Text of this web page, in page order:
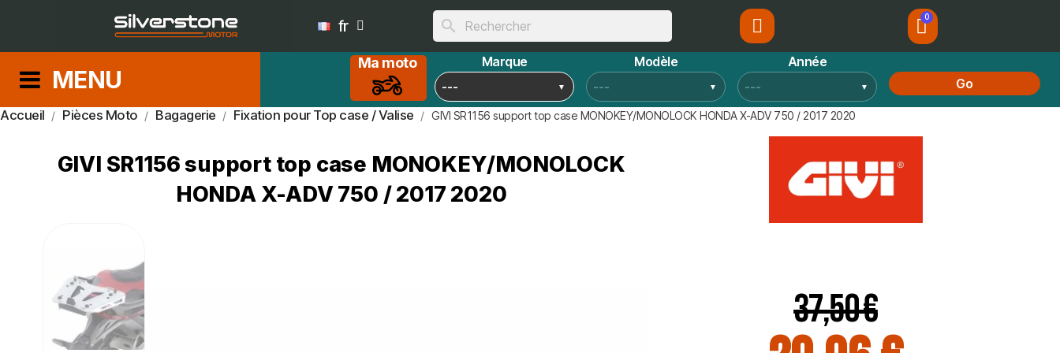
fr search
MENU
Ma moto Marque Modèle
Année
Go
Accueil Pièces Moto Bagagerie Fixation pour Top case / Valise GIVI SR1156 support top case MONOKEY/MONOLOCK HONDA X-ADV 750 / 2017 2020
GIVI SR1156 support top case MONOKEY/MONOLOCK
HONDA X-ADV 750 / 2017 2020
37,50 €